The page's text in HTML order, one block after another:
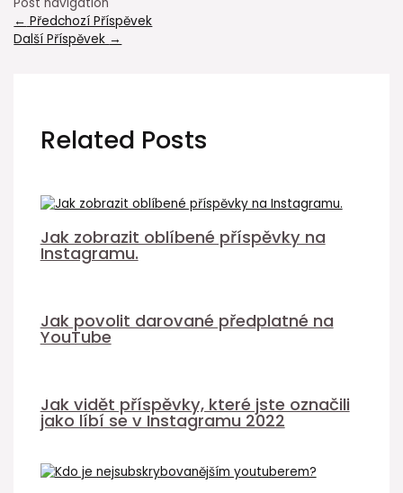
← Předchozí Příspěvek
Další Příspěvek →
Related Posts
Jak zobrazit oblíbené příspěvky na
Instagramu.
Jak povolit darované předplatné na
YouTube
Jak vidět příspěvky, které jste označili
jako líbí se v Instagramu 2022